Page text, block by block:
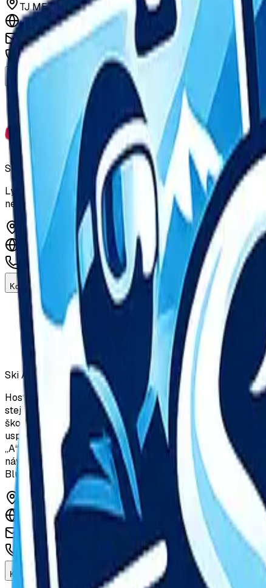
TJ MEZIHOŘÍ Z.S., Hálkova 226/6 430 01, Chomutov
https://www.tjmezihori.cz/
skiarealmezihori@seznam.cz
+420 722 072 999
Koupit vstup
Ski Areál Severka
Lyžování s úžasným výhledem na české i slovenské
nejvýše položený nerezový venkovní bazén v ČR zcela
739 82 Dolní Lomná
https://www.severka.eu/
+420 608 825 038
Koupit vstup
Ski Areál Troják
Hostýnské vrchy patří k frekventovaným oblastem
stejnojmenném sedle na hranicích okresů Kroměříž,
škola, půjčovna dětských sněžných skútrů, skútr taxi a
uspokojí rodiny s dětmi, lyžaře začátečníky i pokročilé.
„A“ a dětské hřiště jsou plně pokrývány vrstvou
návštěvníkům také možnost běžeckého lyžování.
Bludný, Čečetkov, Lazy až do Valašského Meziříčí.
Rajnochovice 289, 768 71 Rajnochovice
https://www.trojak.cz/
eshop@trojak.cz
+420 573 391 111
Koupit vstup